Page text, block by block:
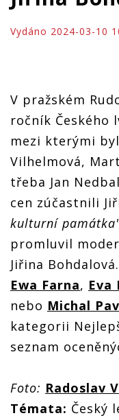
Vydáno 2024-03-10
V pražském
ročník Českého
mezi kterými
Vilhelmová,
třeba Jan
cen zúčastnili
kulturní
promluvil
Jiřina
Ewa Farna, Eva
nebo Michal
kategorii
seznam
Foto: Radoslav
Témata: Český